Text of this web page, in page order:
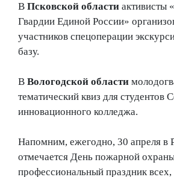
В Псковской области активисты
Гвардии Единой России»
участников спецоперации
базу.
В Вологодской области
тематический квиз для студентов
инновационного колледжа.
Напомним, ежегодно, 30 апреля в
отмечается День пожарной
профессиональный праздник всех,